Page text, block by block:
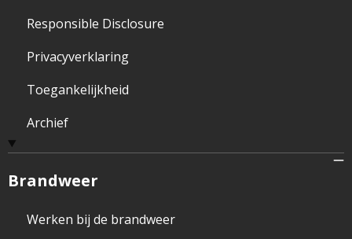
Responsible Disclosure
Privacyverklaring
Toegankelijkheid
Archief
Brandweer
Werken bij de brandweer